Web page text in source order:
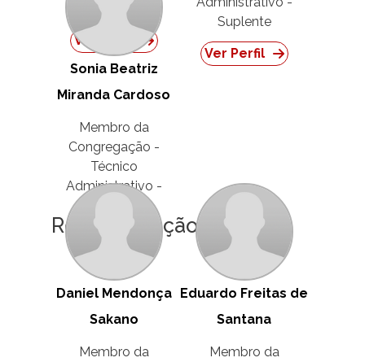
Suplente
Ver Perfil
Suplente
Ver Perfil
Sonia Beatriz
Miranda Cardoso
Membro da
Congregação -
Técnico
Administrativo -
Suplente
Ver Perfil
Representação Discente
Daniel Mendonça
Sakano
Membro da
Eduardo Freitas de
Santana
Membro da